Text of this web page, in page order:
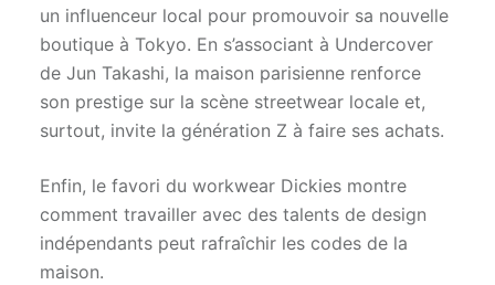
un influenceur local pour promouvoir sa nouvelle
boutique à Tokyo. En s’associant à Undercover
de Jun Takashi, la maison parisienne renforce
son prestige sur la scène streetwear locale et,
surtout, invite la génération Z à faire ses achats.
Enfin, le favori du workwear Dickies montre
comment travailler avec des talents de design
indépendants peut rafraîchir les codes de la
maison.